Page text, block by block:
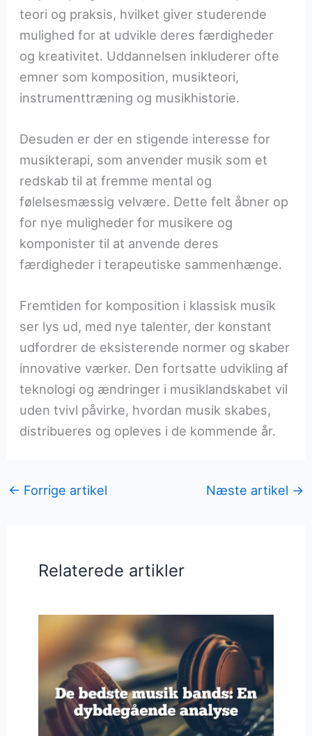
teori og praksis, hvilket giver studerende
mulighed for at udvikle deres færdigheder
og kreativitet. Uddannelsen inkluderer ofte
emner som komposition, musikteori,
instrumenttræning og musikhistorie.
Desuden er der en stigende interesse for
musikterapi, som anvender musik som et
redskab til at fremme mental og
følelsesmæssig velvære. Dette felt åbner op
for nye muligheder for musikere og
komponister til at anvende deres
færdigheder i terapeutiske sammenhænge.
Fremtiden for komposition i klassisk musik
ser lys ud, med nye talenter, der konstant
udfordrer de eksisterende normer og skaber
innovative værker. Den fortsatte udvikling af
teknologi og ændringer i musiklandskabet vil
uden tvivl påvirke, hvordan musik skabes,
distribueres og opleves i de kommende år.
← Forrige artikel Næste artikel →
Relaterede artikler